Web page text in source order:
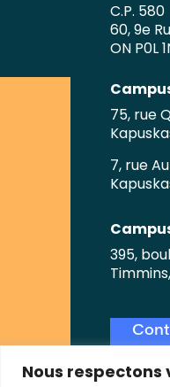
Nous respectons
C.P. 580
60, 9e
ON P0L
75, rue
7, rue
395,